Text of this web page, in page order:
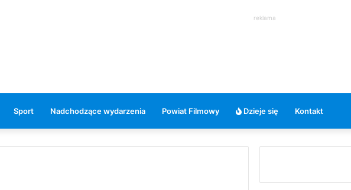
reklama
Sport Nadchodzące wydarzenia Powiat Filmowy Dzieje się Kontakt